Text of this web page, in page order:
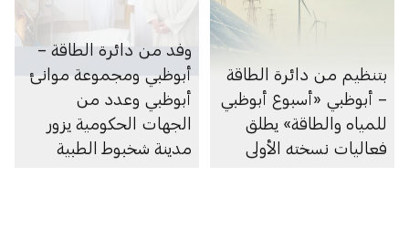
بتنظيم من دائرة الطاقة
– أبوظبي «أسبوع أبوظبي
للمياه والطاقة» يطلق
فعاليات نسخته الأولى
وفد من دائرة الطاقة –
أبوظبي ومجموعة موانئ
أبوظبي وعدد من
الجهات الحكومية يزور
مدينة شخبوط الطبية